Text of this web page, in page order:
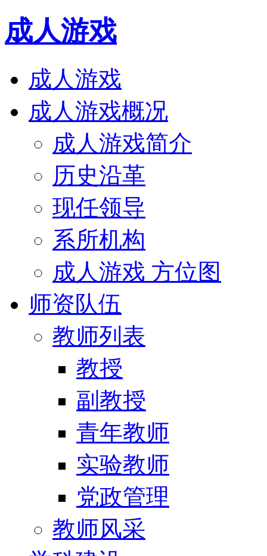
成人游戏
成人游戏
成人游戏概况
成人游戏简介
历史沿革
现任领导
系所机构
成人游戏 方位图
师资队伍
教师列表
教授
副教授
青年教师
实验教师
党政管理
教师风采